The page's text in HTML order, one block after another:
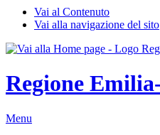
Vai al Contenuto
Vai alla navigazione del sito
Regione
Menu